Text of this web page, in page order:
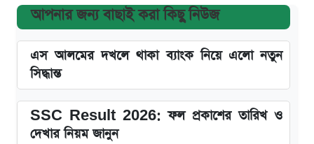
আপনার জন্য বাছাই করা কিছু নিউজ
এস আলমের দখলে থাকা ব্যাংক নিয়ে এলো নতুন
সিদ্ধান্ত
SSC Result 2026: ফল প্রকাশের তারিখ ও
দেখার নিয়ম জানুন